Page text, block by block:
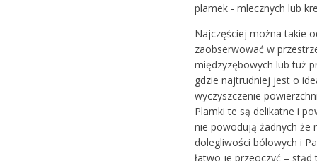
plamek - mlecznych lub
Najczęściej można takie
zaobserwować w
międzyzębowych lub tuż
gdzie najtrudniej jest o
wyczyszczenie
Plamki te są delikatne i
nie powodują żadnych że
dolegliwości bólowych i
łatwo je przeoczyć – stąd